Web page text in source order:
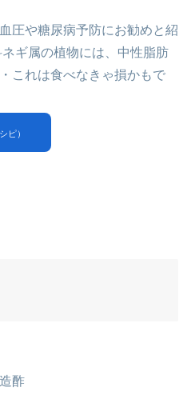
圧や糖尿病予防にお勧めと紹
ギ属の植物には、中性脂肪
これは食べなきゃ損かもで
ピ）
酢